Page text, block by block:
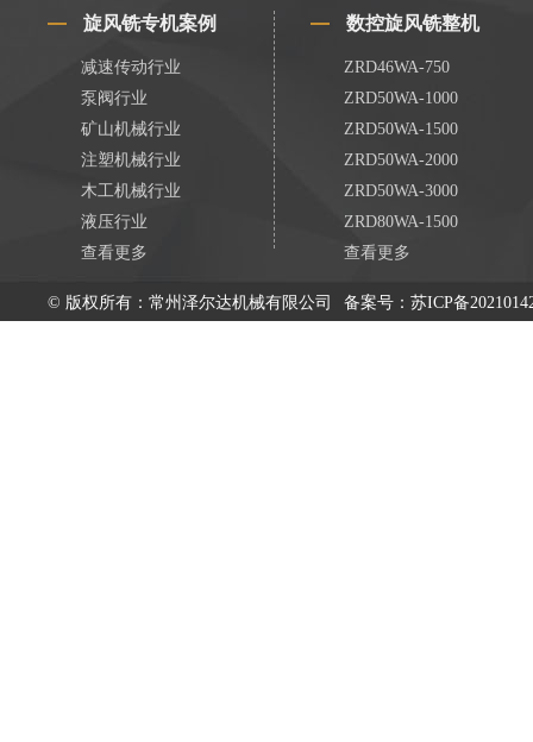
旋风铣专机案例
减速传动行业
泵阀行业
矿山机械行业
注塑机械行业
木工机械行业
液压行业
查看更多
数控旋风铣整机
ZRD46WA-750
ZRD50WA-1000
ZRD50WA-1500
ZRD50WA-2000
ZRD50WA-3000
ZRD80WA-1500
查看更多
© 版权所有：常州泽尔达机械有限公司 备案号： 苏ICP备